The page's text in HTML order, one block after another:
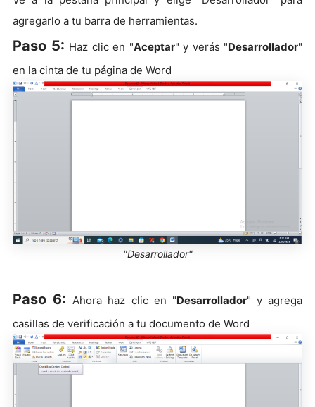
agregarlo a tu barra de herramientas.
Paso 5: Haz clic en "Aceptar" y verás "Desarrollador"
en la cinta de tu página de Word
"Desarrollador"
Paso 6: Ahora haz clic en "Desarrollador" y agrega
casillas de verificación a tu documento de Word